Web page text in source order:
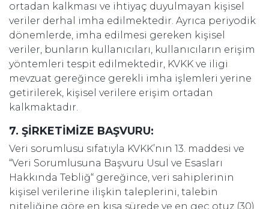
ortadan kalkması ve ihtiyaç duyulmayan kişisel
veriler derhal imha edilmektedir. Ayrıca periyodik
dönemlerde, imha edilmesi gereken kişisel
veriler, bunların kullanıcıları, kullanıcıların erişim
yöntemleri tespit edilmektedir, KVKK ve iligi
mevzuat gereğince gerekli imha işlemleri yerine
getirilerek, kişisel verilere erişim ortadan
kalkmaktadır.
7. ŞİRKETİMİZE BAŞVURU:
Veri sorumlusu sıfatıyla KVKK’nın 13. maddesi ve
“Veri Sorumlusuna Başvuru Usul ve Esasları
Hakkında Tebliğ“ gereğince, veri sahiplerinin
kişisel verilerine ilişkin taleplerini, talebin
niteliğine göre en kısa sürede ve en geç otuz (30)